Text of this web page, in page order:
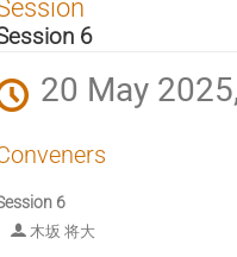
6
20 May
6
木坂 将大